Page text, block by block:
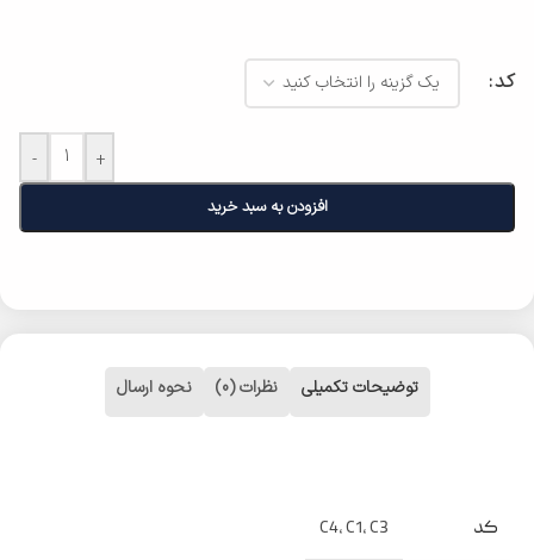
کد
- +
افزودن به سبد خرید
توضیحات تکمیلی نظرات (0) نحوه ارسال
کد C4,C1,C3